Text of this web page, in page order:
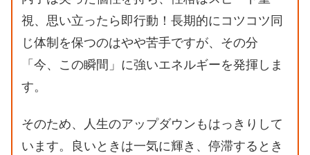
視、思い立ったら即行動！長期的にコツコツ同
じ体制を保つのはやや苦手ですが、その分
「今、この瞬間」に強いエネルギーを発揮しま
す。
そのため、人生のアップダウンもはっきりして
います。良いときは一気に輝き、停滞するとき